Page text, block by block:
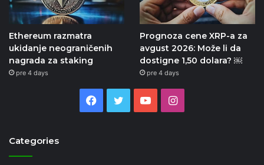
Ethereum razmatra
ukidanje neograničenih
nagrada za staking
pre 4 days
Prognoza cene XRP-a za
avgust 2026: Može li da
dostigne 1,50 dolara? ￼
pre 4 days
Facebook
TwitterYouTubeInstagram
Categories